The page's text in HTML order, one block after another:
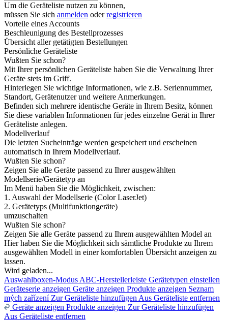
Um die Geräteliste nutzen zu können,
müssen Sie sich anmelden oderregistrieren
Vorteile eines Accounts
Beschleunigung des Bestellprozesses
Übersicht aller getätigten Bestellungen
Persönliche Geräteliste
Wußten Sie schon?
Mit Ihrer persönlichen Geräteliste haben Sie die Verwaltung Ihrer
Geräte stets im Griff.
Hinterlegen Sie wichtige Informationen, wie z.B. Seriennummer,
Standort, Gerätenutzer und weitere Anmerkungen.
Befinden sich mehrere identische Geräte in Ihrem Besitz, können
Sie diese variablen Informationen für jedes einzelne Gerät in Ihrer
Geräteliste anlegen.
Modellverlauf
Die letzten Sucheinträge werden gespeichert und erscheinen
automatisch in Ihrem Modellverlauf.
Wußten Sie schon?
Zeigen Sie alle Geräte passend zu Ihrer ausgewählten
Modellserie/Gerätetyp an
Im Menü haben Sie die Möglichkeit, zwischen:
1. Auswahl der Modellserie (Color LaserJet)
2. Gerätetyps (Multifunktiongeräte)
umzuschalten
Wußten Sie schon?
Zeigen Sie alle Geräte passend zu Ihrem ausgewählten Model an
Hier haben Sie die Möglichkeit sich sämtliche Produkte zu Ihrem
ausgewählten Modell in einer komfortablen Übersicht anzeigen zu
lassen.
Wird geladen...
Auswahlboxen-Modus ABC-Herstellerleiste Gerätetypen einstellen
Geräteserie anzeigen Geräte anzeigen Produkte anzeigen Seznam
mých zařízení Zur Geräteliste hinzufügen Aus Geräteliste entfernen
Geräte anzeigen Produkte anzeigen Zur Geräteliste hinzufügen
Aus Geräteliste entfernen